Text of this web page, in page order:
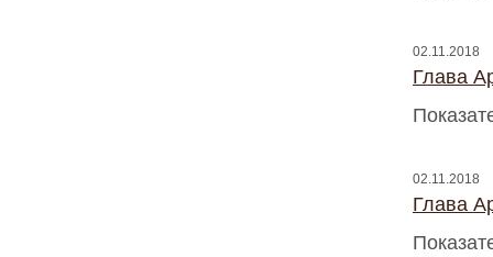
02.11.2018
Глава
02.11.2018
Глава